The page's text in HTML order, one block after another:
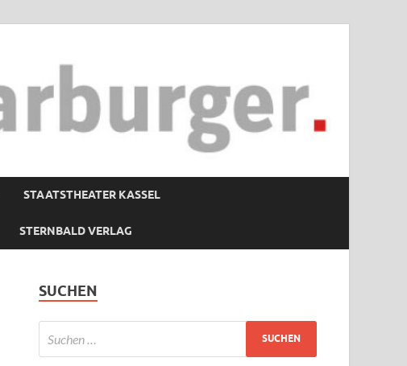
STAATSTHEATER KASSEL
STERNBALD VERLAG
SUCHEN